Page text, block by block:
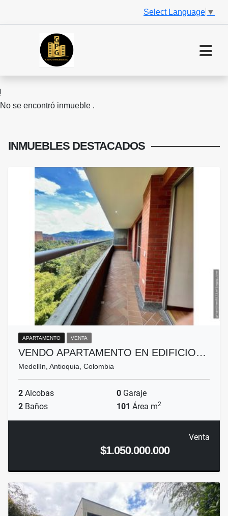
Select Language ▼
No se encontró inmueble .
INMUEBLES DESTACADOS
APARTAMENTO VENTA
VENDO APARTAMENTO EN EDIFICIO…
Medellín, Antioquia, Colombia
2 Alcobas 0 Garaje
2 Baños 101 Área m2
Venta
$1.050.000.000